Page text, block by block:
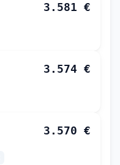
3.581 €
3.574 €
3.570 €